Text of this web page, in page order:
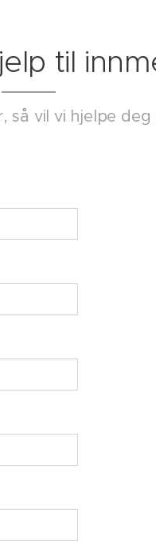
til
så vil vi hjelpe